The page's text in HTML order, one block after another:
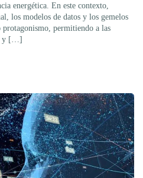
energética. En este contexto,
los modelos de datos y los gemelos
protagonismo, permitiendo a las
y […]